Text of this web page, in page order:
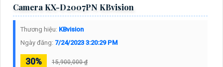
Camera KX-D2007PN KBvision
Thương hiệu: KBvision
Ngày đăng: 7/24/2023 3:20:29 PM
30% 15,900,000 ₫